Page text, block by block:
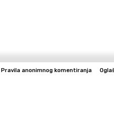
Pravila anonimnog komentiranja